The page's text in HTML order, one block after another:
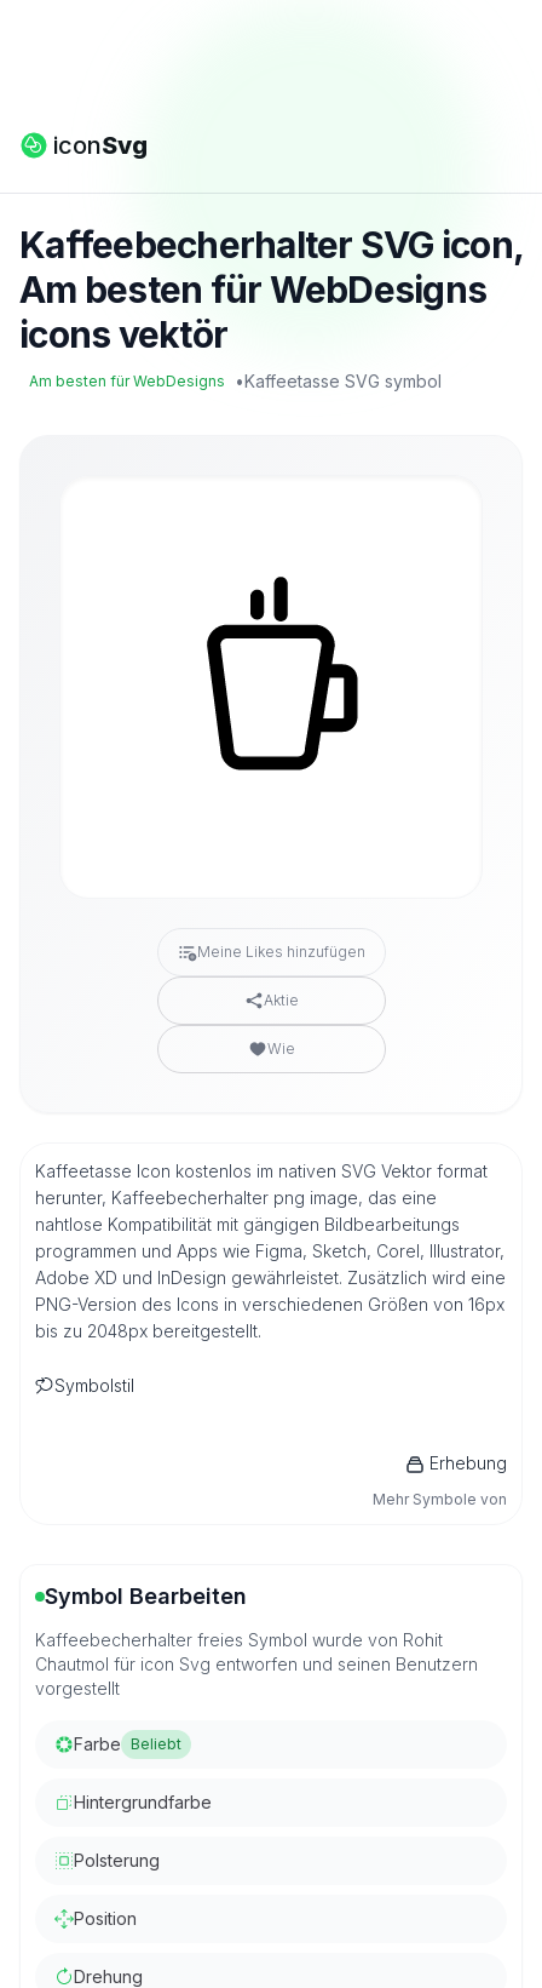
iconSvg
Kaffeebecherhalter SVG icon,
Am besten für WebDesigns
icons vektör
Am besten für WebDesigns •Kaffeetasse SVG symbol
Meine Likes hinzufügen
Aktie
Wie
Kaffeetasse Icon kostenlos im nativen SVG Vektor format
herunter, Kaffeebecherhalter png image, das eine
nahtlose Kompatibilität mit gängigen Bildbearbeitungs
programmen und Apps wie Figma, Sketch, Corel, Illustrator,
Adobe XD und InDesign gewährleistet. Zusätzlich wird eine
PNG-Version des Icons in verschiedenen Größen von 16px
bis zu 2048px bereitgestellt.
Symbolstil
Erhebung
Mehr Symbole von
Symbol Bearbeiten
Kaffeebecherhalter freies Symbol wurde von Rohit
Chautmol für icon Svg entworfen und seinen Benutzern
vorgestellt
Farbe Beliebt
Hintergrundfarbe
Polsterung
Position
Drehung